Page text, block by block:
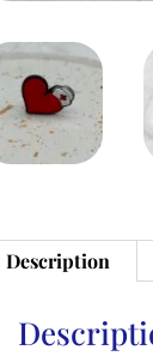
Description